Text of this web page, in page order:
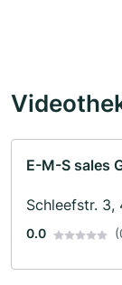
E-M-S sales
Schleefstr.
0.0